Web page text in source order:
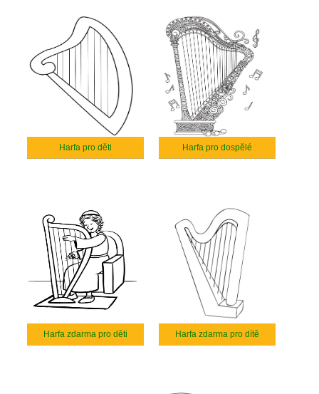
Harfa pro děti Harfa pro dospělé
Harfa zdarma pro děti Harfa zdarma pro dítě